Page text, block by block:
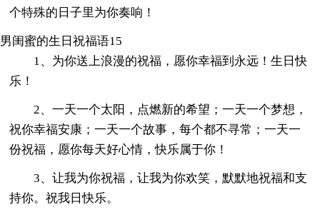
个特殊的日子里为你奏响！
男闺蜜的生日祝福语15
1、为你送上浪漫的祝福，愿你幸福到永远！生日快
乐！
2、一天一个太阳，点燃新的希望；一天一个梦想，
祝你幸福安康；一天一个故事，每个都不寻常；一天一
份祝福，愿你每天好心情，快乐属于你！
3、让我为你祝福，让我为你欢笑，默默地祝福和支
持你。祝我日快乐。